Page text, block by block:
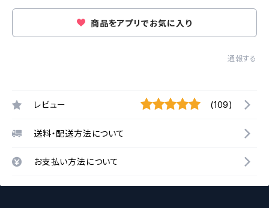
商品をアプリでお気に入り
通報する
レビュー (109)
送料・配送方法について
お支払い方法について